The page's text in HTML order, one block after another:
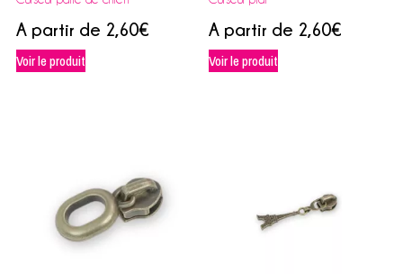
A partir de 2,60€
Voir le produit
A partir de 2,60€
Voir le produit